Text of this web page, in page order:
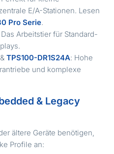
E/A-Stationen. Lesen
Pro Serie.
Das Arbeitstier für Standard-
&TPS100-DR1S24A: Hohe
und komplexe
& Legacy
ältere Geräte benötigen,
Profile an: